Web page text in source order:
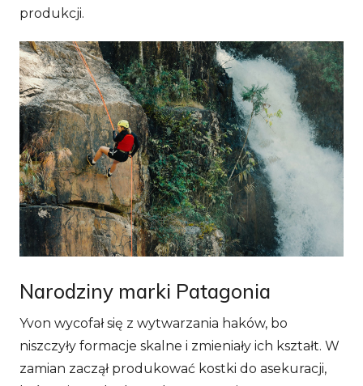
produkcji.
Narodziny marki Patagonia
Yvon wycofał się z wytwarzania haków, bo
niszczyły formacje skalne i zmieniały ich kształt. W
zamian zaczął produkować kostki do asekuracji,